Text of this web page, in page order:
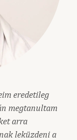
eredetileg
megtanultam
arra
leküzdeni a